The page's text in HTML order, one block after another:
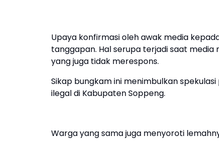
Upaya konfirmasi oleh awak media
tanggapan. Hal serupa terjadi saat media
yang juga tidak merespons.
Sikap bungkam ini menimbulkan
ilegal di Kabupaten Soppeng.
Warga yang sama juga menyoroti